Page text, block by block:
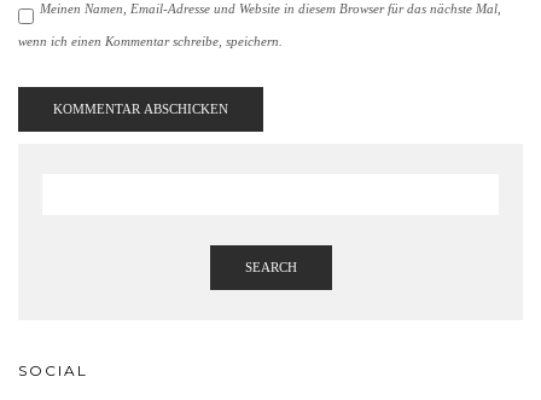
Meinen Namen, Email-Adresse und Website in diesem Browser für das nächste Mal,
wenn ich einen Kommentar schreibe, speichern.
SEARCH
SOCIAL